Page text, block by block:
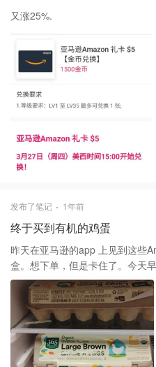
又涨25%.
发布了笔记 1年前
终于买到有机的鸡蛋
昨天在亚马逊的app 上见到这些
盒。想下单，但是卡住了。今天
功。开心。